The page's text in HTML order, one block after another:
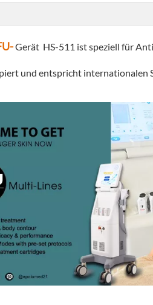
Gerät HS-511 ist speziell für
und entspricht internationalen